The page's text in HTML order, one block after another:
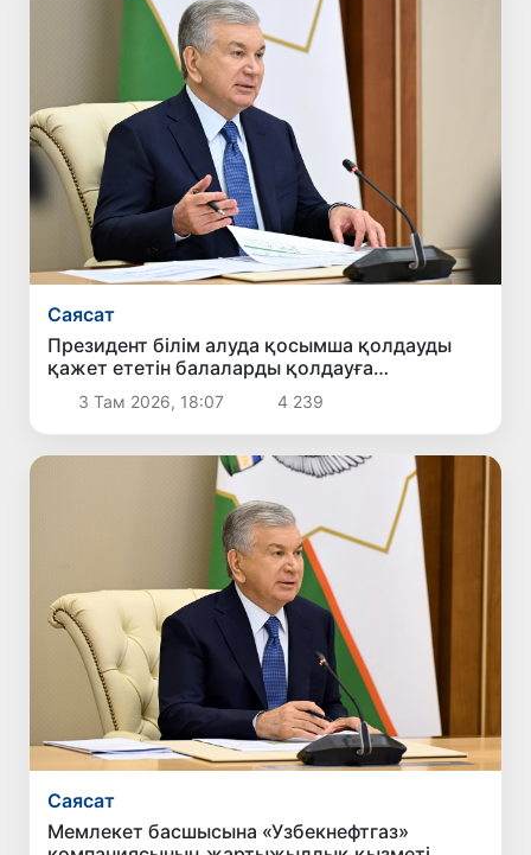
Саясат
Президент білім алуда қосымша қолдауды
қажет ететін балаларды қолдауға
бағытталған ұсыныстармен танысты
3 Там 2026, 18:07 4 239
Саясат
Мемлекет басшысына «Узбекнефтгаз»